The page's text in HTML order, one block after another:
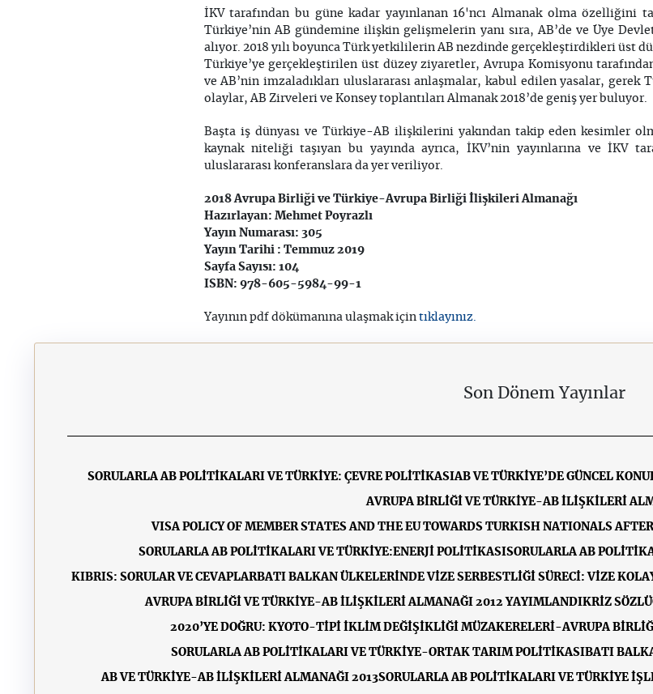
İKV tarafından bu güne kadar yayınlanan 16'ncı Almanak olma özelliğini
Türkiye’nin AB gündemine ilişkin gelişmelerin yanı sıra, AB’de ve Üye
alıyor. 2018 yılı boyunca Türk yetkililerin AB nezdinde gerçekleştirdikleri üst
Türkiye’ye gerçekleştirilen üst düzey ziyaretler, Avrupa Komisyonu
ve AB’nin imzaladıkları uluslararası anlaşmalar, kabul edilen yasalar,
olaylar, AB Zirveleri ve Konsey toplantıları Almanak 2018’de geniş yer buluyor.
Başta iş dünyası ve Türkiye-AB ilişkilerini yakından takip eden kesimler
kaynak niteliği taşıyan bu yayında ayrıca, İKV’nin yayınlarına ve İKV
uluslararası konferanslara da yer veriliyor.
2018 Avrupa Birliği ve Türkiye-Avrupa Birliği İlişkileri Almanağı
Hazırlayan: Mehmet Poyrazlı
Yayın Numarası: 305
Yayın Tarihi : Temmuz 2019
Sayfa Sayısı: 104
ISBN: 978-605-5984-99-1
Yayının pdf dökümanına ulaşmak için tıklayınız.
Son Dönem Yayınlar
SORULARLA AB POLİTİKALARI VE TÜRKİYE: ÇEVRE POLİTİKASIAB VE TÜRKİYE’DE GÜNCEL
AVRUPA BİRLİĞİ VE TÜRKİYE-AB İLİŞKİLERİ
VISA POLICY OF MEMBER STATES AND THE EU TOWARDS TURKISH NATIONALS
SORULARLA AB POLİTİKALARI VE TÜRKİYE:ENERJİ POLİTİKASISORULARLA AB
KIBRIS: SORULAR VE CEVAPLARBATI BALKAN ÜLKELERİNDE VİZE SERBESTLİĞİ SÜRECİ: VİZE
AVRUPA BİRLİĞİ VE TÜRKİYE-AB İLİŞKİLERİ ALMANAĞI 2012 YAYIMLANDIKRİZ
2020’YE DOĞRU: KYOTO-TİPİ İKLİM DEĞİŞİKLİĞİ MÜZAKERELERİ-AVRUPA
SORULARLA AB POLİTİKALARI VE TÜRKİYE-ORTAK TARIM POLİTİKASIBATI
AB VE TÜRKİYE-AB İLİŞKİLERİ ALMANAĞI 2013SORULARLA AB POLİTİKALARI VE TÜRKİYE